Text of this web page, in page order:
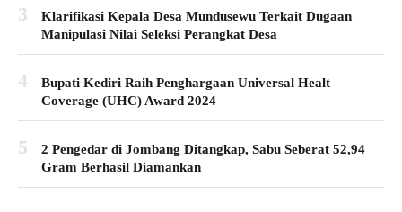
3
Klarifikasi Kepala Desa Mundusewu Terkait Dugaan
Manipulasi Nilai Seleksi Perangkat Desa
4
Bupati Kediri Raih Penghargaan Universal Healt
Coverage (UHC) Award 2024
5
2 Pengedar di Jombang Ditangkap, Sabu Seberat 52,94
Gram Berhasil Diamankan